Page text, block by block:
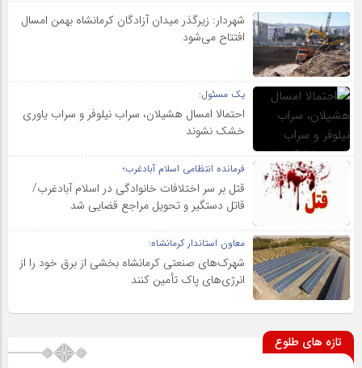
شهردار: زیرگذر میدان آزادگان کرمانشاه بهمن امسال
افتتاح می‌شود
یک مسئول:
احتمالا امسال هشیلان، سراب نیلوفر و سراب یاوری
خشک نشوند
فرمانده انتظامی اسلام آبادغرب؛
قتل بر سر اختلافات خانوادگی در اسلام آبادغرب/
قاتل دستگیر و تحویل مراجع قضایی شد
معاون استاندار کرمانشاه:
شهرک‌های صنعتی کرمانشاه بخشی از برق خود را از
انرژی‌های پاک تأمین کنند
تازه های طلوع